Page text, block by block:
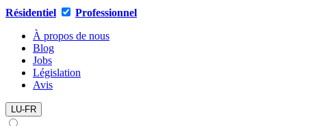
Résidentiel
Professionnel
À propos de nous
Blog
Jobs
Législation
Avis
LU-FR